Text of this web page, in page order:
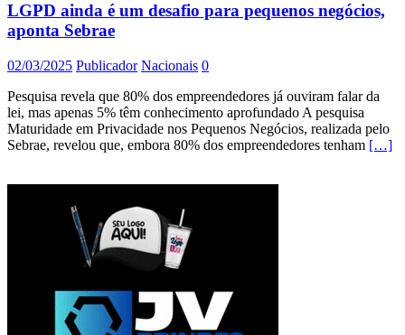
LGPD ainda é um desafio para pequenos negócios,
aponta Sebrae
02/03/2025 Publicador Nacionais 0
Pesquisa revela que 80% dos empreendedores já ouviram falar da
lei, mas apenas 5% têm conhecimento aprofundado A pesquisa
Maturidade em Privacidade nos Pequenos Negócios, realizada pelo
Sebrae, revelou que, embora 80% dos empreendedores tenham […]